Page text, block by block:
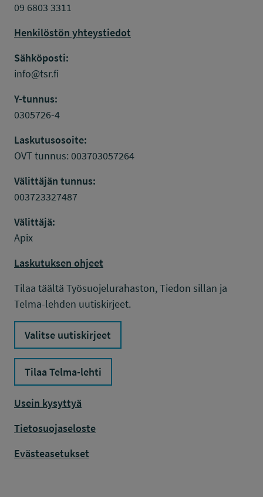
09 6803 3311
Henkilöstön yhteystiedot
Sähköposti:
info@tsr.fi
Y-tunnus:
0305726-4
Laskutusosoite:
OVT tunnus: 003703057264
Välittäjän tunnus:
003723327487
Välittäjä:
Apix
Laskutuksen ohjeet
Tilaa täältä Työsuojelurahaston, Tiedon sillan ja
Telma-lehden uutiskirjeet.
Valitse uutiskirjeet
Tilaa Telma-lehti
Usein kysyttyä
Tietosuojaseloste
Evästeasetukset